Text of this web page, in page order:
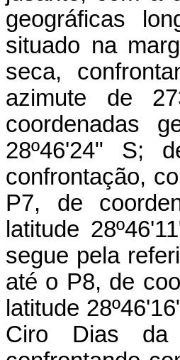
geográficas
situado na
seca,
azimute de
coordenadas
28º46'24" S;
confrontação,
P7, de
latitude
segue pela
até o P8, de
latitude
Ciro Dias da